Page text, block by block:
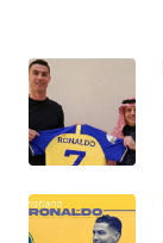
GORONTALO
WN
SULUT